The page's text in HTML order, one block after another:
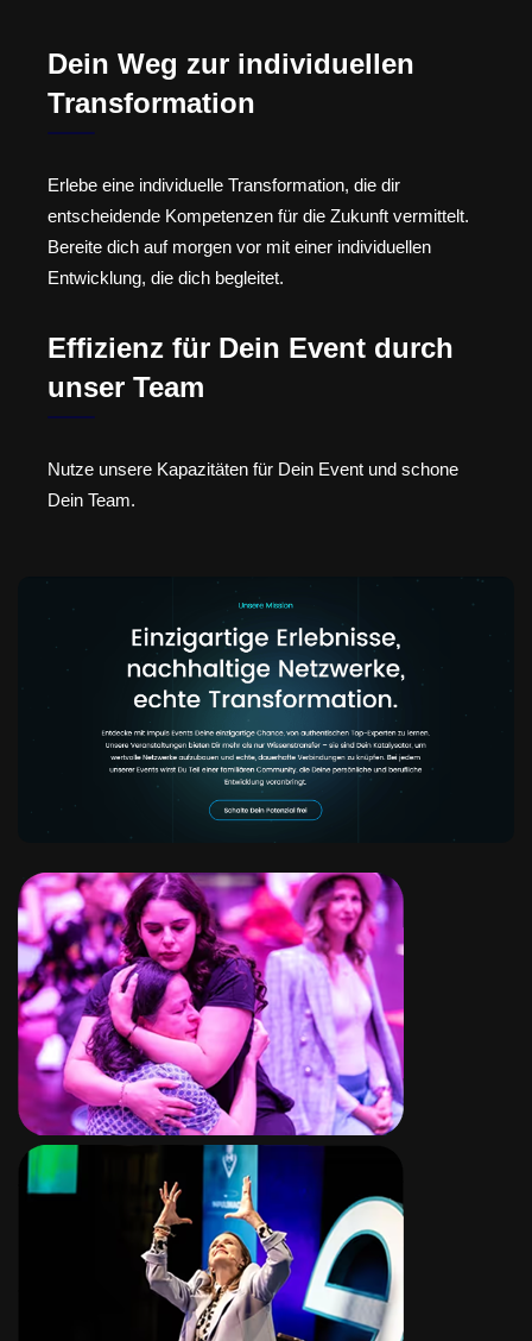
Dein Weg zur individuellen
Transformation
Erlebe eine individuelle Transformation, die dir
entscheidende Kompetenzen für die Zukunft vermittelt.
Bereite dich auf morgen vor mit einer individuellen
Entwicklung, die dich begleitet.
Effizienz für Dein Event durch
unser Team
Nutze unsere Kapazitäten für Dein Event und schone
Dein Team.